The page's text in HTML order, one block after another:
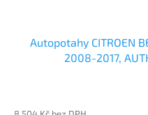
Autopotahy CITROEN
2008-2017,